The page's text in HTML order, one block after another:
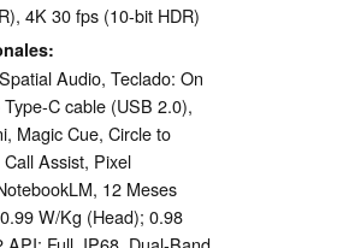
4K 30 fps (10-bit HDR)
Audio, Teclado: On
C cable (USB 2.0),
Magic Cue, Circle to
Assist, Pixel
12 Meses
W/Kg (Head); 0.98